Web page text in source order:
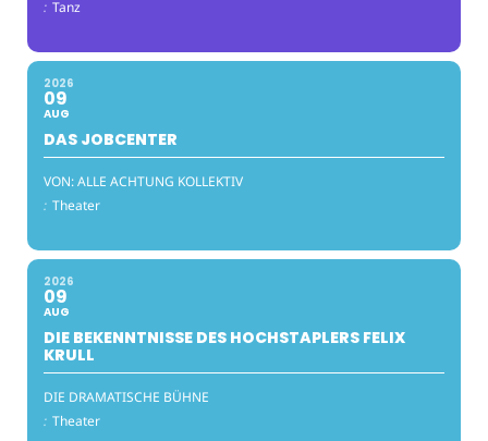
: Tanz
2026
09
AUG
DAS JOBCENTER
VON: ALLE ACHTUNG KOLLEKTIV
: Theater
2026
09
AUG
DIE BEKENNTNISSE DES HOCHSTAPLERS FELIX
KRULL
DIE DRAMATISCHE BÜHNE
: Theater